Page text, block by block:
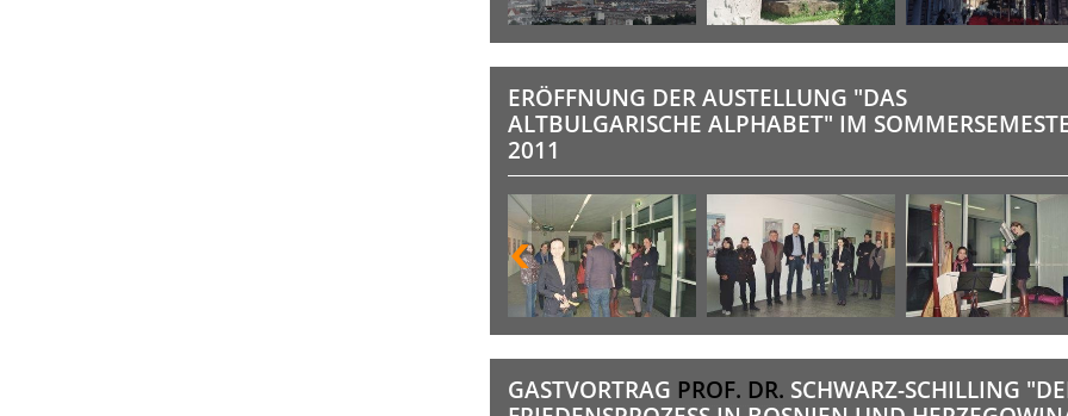
ERÖFFNUNG DER AUSTELLUNG "DAS
ALTBULGARISCHE ALPHABET" IM
2011
GASTVORTRAG PROF. DR. SCHWARZ-SCHILLING